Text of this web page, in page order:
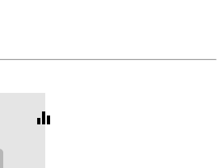
equalizer